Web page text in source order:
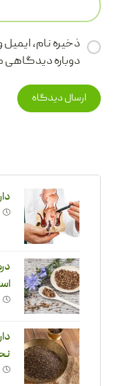
ذخیره نام،
دوباره
ارسال دیدگاه